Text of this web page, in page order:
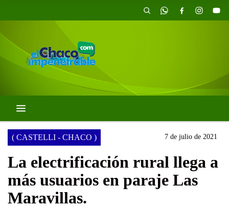
( CASTELLI - CHACO ) 7 de julio de 2021
La electrificación rural llega a
más usuarios en paraje Las
Maravillas.